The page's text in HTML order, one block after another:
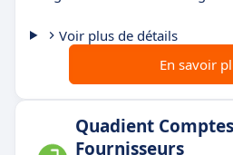
Voir plus de détails
En savoir
Quadient Comptes
Fournisseurs